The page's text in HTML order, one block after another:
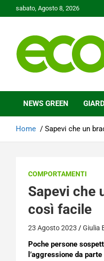
to
sabato, Agosto 8, 2026
Ecoo.it
NEWS GREEN
Home Sapevi che un
COMPORTAMENTI
Sapevi che
così facile
23 Agosto 2023 Giulia
Poche persone
l’aggressione da